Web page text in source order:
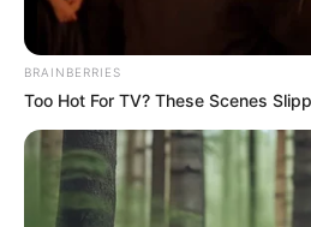
Wäre es nicht besser, wenn sich
Generäle mit Knüppeln
statt mit ihren Herdenarmeen so
BRAINBERRIES
Too Hot For TV? These Scenes